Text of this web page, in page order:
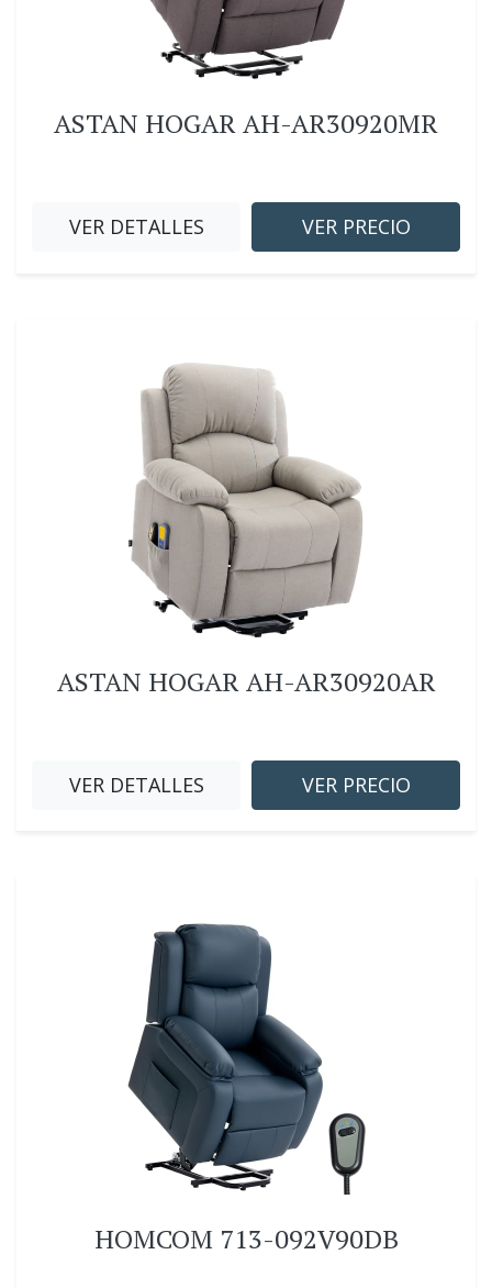
ASTAN HOGAR AH-AR30920MR
VER DETALLES VER PRECIO
ASTAN HOGAR AH-AR30920AR
VER DETALLES VER PRECIO
HOMCOM 713-092V90DB